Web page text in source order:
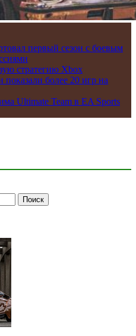
первый сезон с боевым
стратегию Xbox
показали более 20 игр на
Ultimate Team в EA Sports